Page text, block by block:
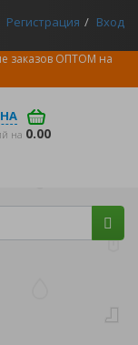
Регистрация Вход
заказов ОПТОМ на
на 0.00